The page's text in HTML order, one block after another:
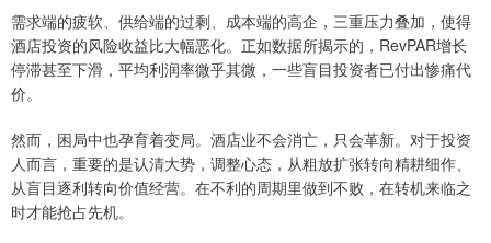
需求端的疲软、供给端的过剩、成本端的高企，三重压力叠加，使得
酒店投资的风险收益比大幅恶化。正如数据所揭示的，RevPAR增长
停滞甚至下滑，平均利润率微乎其微，一些盲目投资者已付出惨痛代
价。
然而，困局中也孕育着变局。酒店业不会消亡，只会革新。对于投资
人而言，重要的是认清大势，调整心态，从粗放扩张转向精耕细作、
从盲目逐利转向价值经营。在不利的周期里做到不败，在转机来临之
时才能抢占先机。